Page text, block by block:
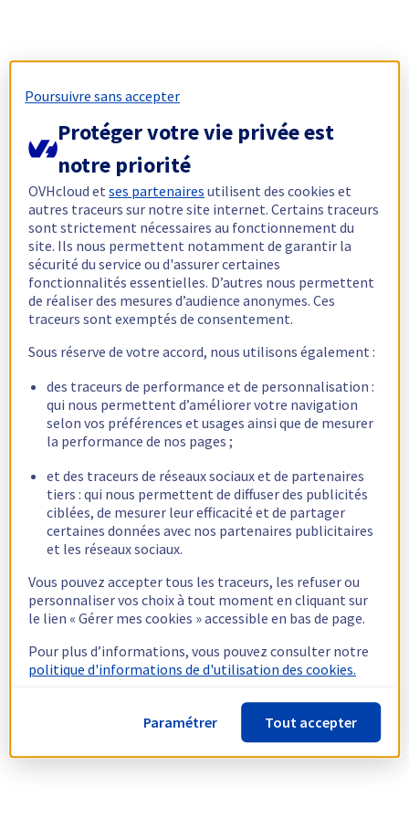
Poursuivre sans accepter
Protéger votre vie privée est
notre priorité
OVHcloud etses partenaires utilisent des cookies et
autres traceurs sur notre site internet. Certains traceurs
sont strictement nécessaires au fonctionnement du
site. Ils nous permettent notamment de garantir la
sécurité du service ou d'assurer certaines
fonctionnalités essentielles. D’autres nous permettent
de réaliser des mesures d’audience anonymes. Ces
traceurs sont exemptés de consentement.
Sous réserve de votre accord, nous utilisons également :
des traceurs de performance et de personnalisation :
qui nous permettent d’améliorer votre navigation
selon vos préférences et usages ainsi que de mesurer
la performance de nos pages ;
et des traceurs de réseaux sociaux et de partenaires
tiers : qui nous permettent de diffuser des publicités
ciblées, de mesurer leur efficacité et de partager
certaines données avec nos partenaires publicitaires
et les réseaux sociaux.
Vous pouvez accepter tous les traceurs, les refuser ou
personnaliser vos choix à tout moment en cliquant sur
le lien « Gérer mes cookies » accessible en bas de page.
Pour plus d’informations, vous pouvez consulter notre
politique d'informations de d'utilisation des cookies.
Paramétrer Tout accepter